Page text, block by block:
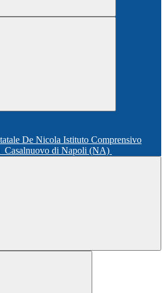
Istituto Comprensivo
Casalnuovo di Napoli (NA)